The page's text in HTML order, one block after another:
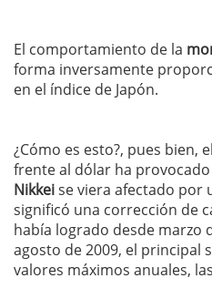
El comportamiento de la
forma inversamente
en el índice de Japón.
¿Cómo es esto?, pues bien, el
frente al dólar ha
Nikkeise viera afectado por
significó una corrección de
había logrado desde marzo
agosto de 2009, el principal
valores máximos anuales,